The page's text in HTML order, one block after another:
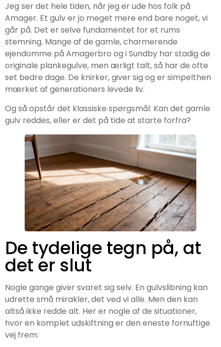
Jeg ser det hele tiden, når jeg er ude hos folk på
Amager. Et gulv er jo meget mere end bare noget, vi
går på. Det er selve fundamentet for et rums
stemning. Mange af de gamle, charmerende
ejendomme på Amagerbro og i Sundby har stadig de
originale plankegulve, men ærligt talt, så har de ofte
set bedre dage. De knirker, giver sig og er simpelthen
mærket af generationers levede liv.
Og så opstår det klassiske spørgsmål: Kan det gamle
gulv reddes, eller er det på tide at starte forfra?
De tydelige tegn på, at
det er slut
Nogle gange giver svaret sig selv. En gulvslibning kan
udrette små mirakler, det ved vi alle. Men den kan
altså ikke redde alt. Her er nogle af de situationer,
hvor en komplet udskiftning er den eneste fornuftige
vej frem: